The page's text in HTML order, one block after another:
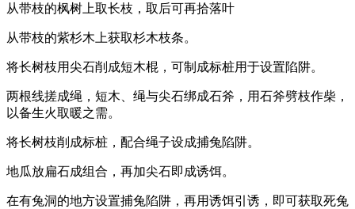
从带枝的枫树上取长枝，取后可再拾落叶
从带枝的紫杉木上获取杉木枝条。
将长树枝用尖石削成短木棍，可制成标桩用于设置陷阱。
两根线搓成绳，短木、绳与尖石绑成石斧，用石斧劈枝作柴，
以备生火取暖之需。
将长树枝削成标桩，配合绳子设成捕兔陷阱。
地瓜放扁石成组合，再加尖石即成诱饵。
在有兔洞的地方设置捕兔陷阱，再用诱饵引诱，即可获取死兔